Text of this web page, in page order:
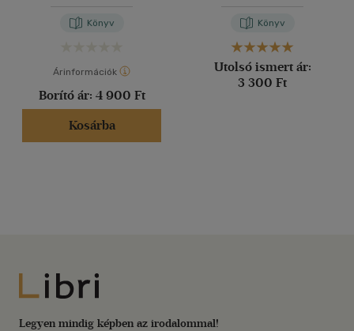
Könyv
Árinformációk
Borító ár: 4 900 Ft
Kosárba
Könyv
Utolsó ismert ár:
3 300 Ft
Libri
Legyen mindig képben az irodalommal!